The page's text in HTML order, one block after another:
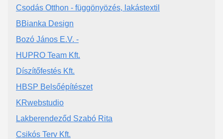
Csodás Otthon - függönyözés, lakástextil
BBianka Design
Bozó János E.V. -
HUPRO Team Kft.
Díszítőfestés Kft.
HBSP Belsőépítészet
KRwebstudio
Lakberendeződ Szabó Rita
Csikós Terv Kft.